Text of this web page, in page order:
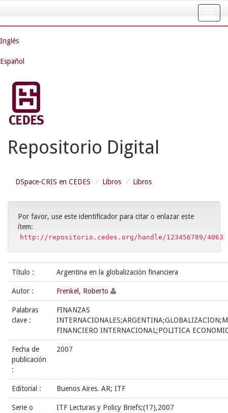
navigation
Inglés
Español
Repositorio Digital
DSpace-CRIS en CEDES Libros Libros
Por favor, use este identificador para citar o enlazar este
ítem:
http://repositorio.cedes.org/handle/123456789/4063
Título : Argentina en la globalización financiera
Autor : Frenkel, Roberto
Palabras
clave :
FINANZAS
FINANCIERO INTERNACIONAL;POLITICA
Fecha de
publicación
:
2007
Editorial : Buenos Aires. AR; ITF
Serie o
ITF Lecturas y Policy Briefs;(17),2007